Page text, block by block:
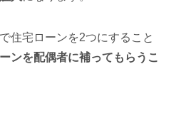
住宅ローンを2つにすること
ンを配偶者に補ってもらうこ